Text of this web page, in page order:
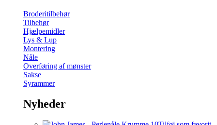
Broderitilbehør
Tilbehør
Hjælpemidler
Lys & Lup
Montering
Nåle
Overføring af mønster
Sakse
Syrammer
Nyheder